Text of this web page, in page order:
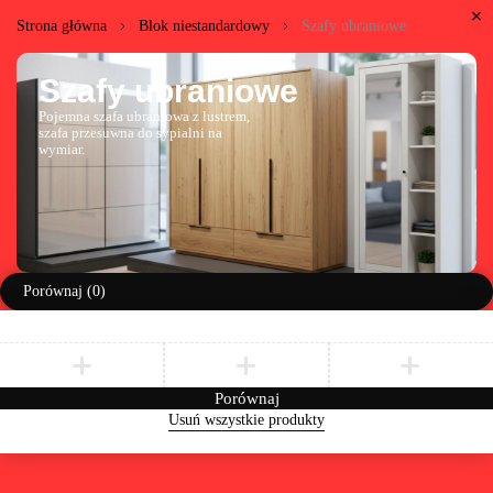
Strona główna Blok niestandardowy Szafy ubraniowe
Szafy ubraniowe
Pojemna szafa ubraniowa z lustrem,
szafa przesuwna do sypialni na
wymiar.
Porównaj (0)
Porównaj
Usuń wszystkie produkty